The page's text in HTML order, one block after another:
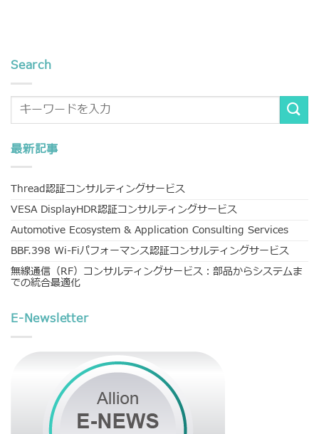
Search
最新記事
Thread認証コンサルティングサービス
VESA DisplayHDR認証コンサルティングサービス
Automotive Ecosystem & Application Consulting Services
BBF.398 Wi-Fiパフォーマンス認証コンサルティングサービス
無線通信（RF）コンサルティングサービス：部品からシステムま
での統合最適化
E-Newsletter